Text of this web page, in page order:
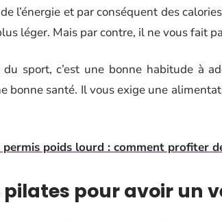
l’énergie et par conséquent des
léger. Mais par contre, il ne vous fait
sport, c’est une bonne habitude à
bonne santé. Il vous exige une
poids lourd : comment profiter
pilates pour avoir un